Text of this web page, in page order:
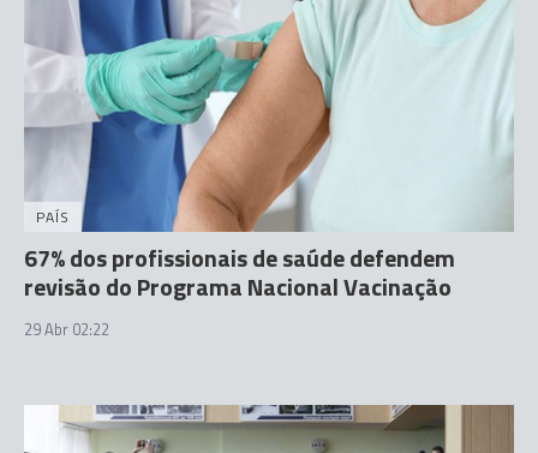
PAÍS
67% dos profissionais de saúde defendem
revisão do Programa Nacional Vacinação
29 Abr 02:22